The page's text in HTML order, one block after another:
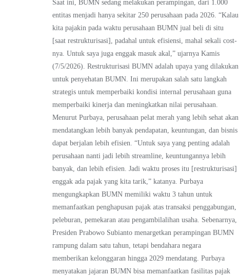
Saat ini, BUMN sedang melakukan perampingan, dari 1.000
entitas menjadi hanya sekitar 250 perusahaan pada 2026. “Kalau
kita pajakin pada waktu perusahaan BUMN jual beli di situ
[saat restrukturisasi], padahal untuk efisiensi, mahal sekali cost-
nya. Untuk saya juga enggak masuk akal,” ujarnya Kamis
(7/5/2026). Restrukturisasi BUMN adalah upaya yang dilakukan
untuk penyehatan BUMN. Ini merupakan salah satu langkah
strategis untuk memperbaiki kondisi internal perusahaan guna
memperbaiki kinerja dan meningkatkan nilai perusahaan.
Menurut Purbaya, perusahaan pelat merah yang lebih sehat akan
mendatangkan lebih banyak pendapatan, keuntungan, dan bisnis
dapat berjalan lebih efisien. “Untuk saya yang penting adalah
perusahaan nanti jadi lebih streamline, keuntungannya lebih
banyak, dan lebih efisien. Jadi waktu proses itu [restrukturisasi]
enggak ada pajak yang kita tarik,” katanya. Purbaya
mengungkapkan BUMN memiliki waktu 3 tahun untuk
memanfaatkan penghapusan pajak atas transaksi penggabungan,
peleburan, pemekaran atau pengambilalihan usaha. Sebenarnya,
Presiden Prabowo Subianto menargetkan perampingan BUMN
rampung dalam satu tahun, tetapi bendahara negara
memberikan kelonggaran hingga 2029 mendatang. Purbaya
menyatakan jajaran BUMN bisa memanfaatkan fasilitas pajak